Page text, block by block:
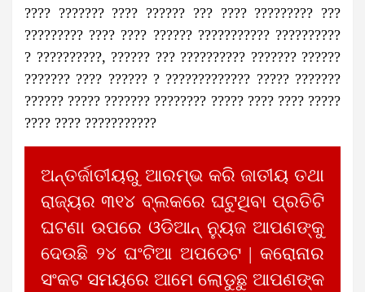
???? ??????? ???? ?????? ??? ???? ????????? ???
????????? ???? ???? ?????? ??????????? ??????????
? ??????????, ?????? ??? ?????????? ??????? ??????
??????? ???? ?????? ? ????????????? ????? ???????
?????? ????? ??????? ???????? ????? ???? ???? ?????
???? ???? ???????????
ଅନ୍ତର୍ଜାତୀୟରୁ ଆରମ୍ଭ କରି ଜାତୀୟ ତଥା
ରାଜ୍ୟର ୩୧୪ ବ୍ଲକରେ ଘଟୁଥିବା ପ୍ରତିଟି
ଘଟଣା ଉପରେ ଓଡିଆନ୍ ନ୍ୟୁଜ ଆପଣଙ୍କୁ
ଦେଉଛି ୨୪ ଘଂଟିଆ ଅପଡେଟ | କରୋନାର
ସଂକଟ ସମୟରେ ଆମେ ଲୋଡୁଛୁ ଆପଣଙ୍କ